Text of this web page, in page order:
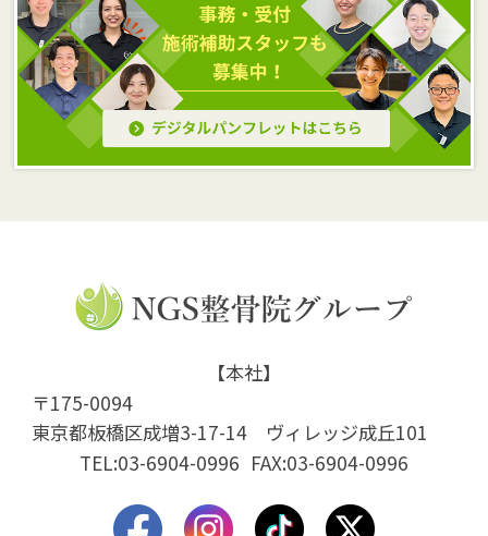
【本社】
〒175-0094
東京都板橋区成増3-17-14 ヴィレッジ成丘101
TEL:03-6904-0996 FAX:03-6904-0996